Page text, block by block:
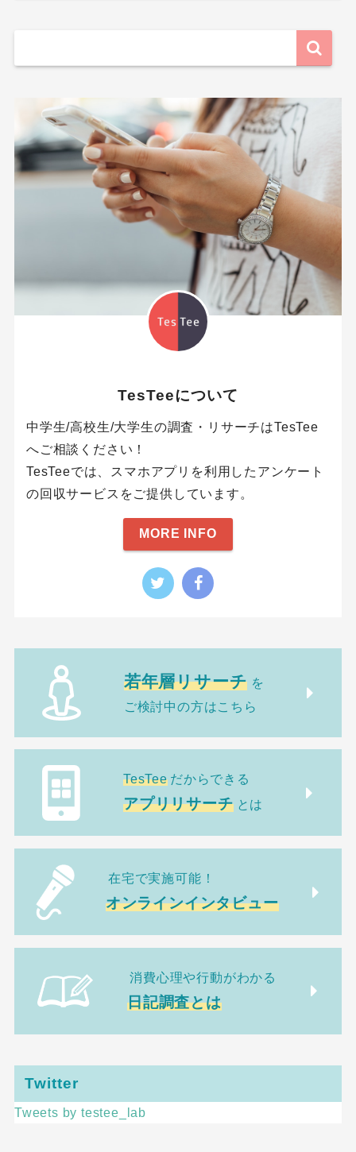
TesTeeについて
中学生/高校生/大学生の調査・リサーチはTesTee
へご相談ください！
TesTeeでは、スマホアプリを利用したアンケート
の回収サービスをご提供しています。
MORE INFO
若年層リサーチ を
ご検討中の方はこちら
TesTee だからできる
アプリリサーチ とは
在宅で実施可能！
オンラインインタビュー
消費心理や行動がわかる
日記調査とは
Twitter
Tweets by testee_lab